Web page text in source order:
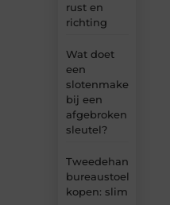
rust en
richting
Wat doet
een
slotenmaker
bij een
afgebroken
sleutel?
Tweedehands
bureaustoel
kopen: slim